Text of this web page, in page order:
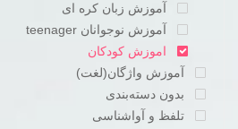
آموزش زبان کره ای
آموزش نوجوانان teenager
اموزش کودکان
آموزش واژگان(لغت)
بدون دسته‌بندی
تلفظ و آواشناسی